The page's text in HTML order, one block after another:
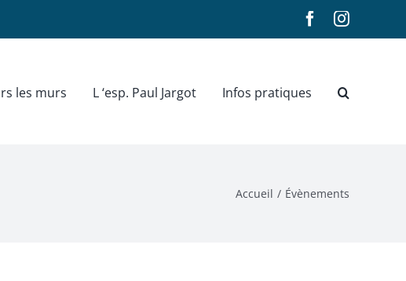
Facebook
les murs L ‘esp. Paul Jargot Infos pratiques
Accueil Évènements